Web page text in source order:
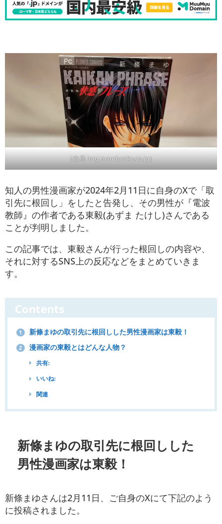
（出典 img.mandarake.co.jp）
知人の男性漫画家が2024年2月11日に自身のXで「取
引先に根回し」をしたと告発し、その男性が『電波
教師』の作者である東毅(あずま たけし)さんである
ことが判明しました。
この記事では、東毅さんが行った根回しの内容や、
それに対するSNS上の反応などをまとめていきま
す。
Contents
1 新條まゆの取引先に根回しした男性漫画家は東毅！
2 漫画家の東毅とはどんな人物？
共有:
いいね:
関連
新條まゆの取引先に根回しした
男性漫画家は東毅！
新條まゆさんは2月11日、ご自身のXにて下記のよう
に投稿されました。